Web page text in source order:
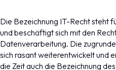
Die Bezeichnung IT-Recht
und beschäftigt sich mit den
Datenverarbeitung. Die
sich rasant weiterentwickelt und
die Zeit auch die Bezeichnung